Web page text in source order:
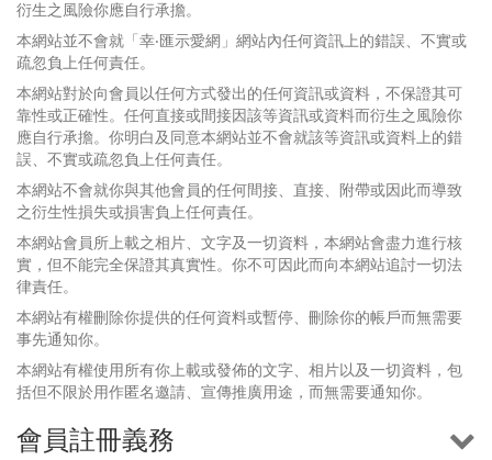
衍生之風險你應自行承擔。
本網站並不會就「幸‧匯示愛網」網站內任何資訊上的錯誤、不實或
疏忽負上任何責任。
本網站對於向會員以任何方式發出的任何資訊或資料，不保證其可
靠性或正確性。任何直接或間接因該等資訊或資料而衍生之風險你
應自行承擔。你明白及同意本網站並不會就該等資訊或資料上的錯
誤、不實或疏忽負上任何責任。
本網站不會就你與其他會員的任何間接、直接、附帶或因此而導致
之衍生性損失或損害負上任何責任。
本網站會員所上載之相片、文字及一切資料，本網站會盡力進行核
實，但不能完全保證其真實性。你不可因此而向本網站追討一切法
律責任。
本網站有權刪除你提供的任何資料或暫停、刪除你的帳戶而無需要
事先通知你。
本網站有權使用所有你上載或發佈的文字、相片以及一切資料，包
括但不限於用作匿名邀請、宣傳推廣用途，而無需要通知你。
會員註冊義務